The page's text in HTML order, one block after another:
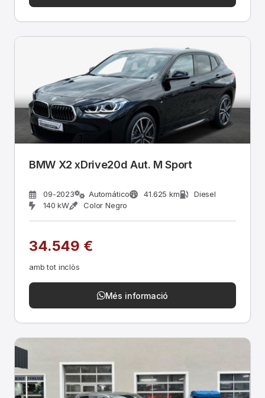
BMW X2 xDrive20d Aut. M Sport
09-2023 Automático 41.625 km
Diesel
140 kW
Color Negro
34.549 €
amb tot inclòs
Més informació